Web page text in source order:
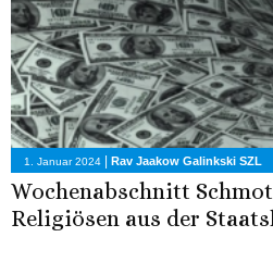
1. Januar 2024 Rav Jaakow Galinkski SZL
Wochenabschnitt
Religiösen aus der